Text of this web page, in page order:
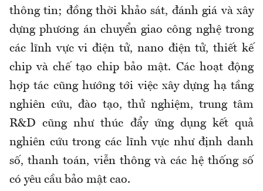
thông tin; đồng thời khảo sát, đánh giá và xây
dựng phương án chuyển giao công nghệ trong
các lĩnh vực vi điện tử, nano điện tử, thiết kế
chip và chế tạo chip bảo mật. Các hoạt động
hợp tác cũng hướng tới việc xây dựng hạ tầng
nghiên cứu, đào tạo, thử nghiệm, trung tâm
R&D cũng như thúc đẩy ứng dụng kết quả
nghiên cứu trong các lĩnh vực như định danh
số, thanh toán, viễn thông và các hệ thống số
có yêu cầu bảo mật cao.